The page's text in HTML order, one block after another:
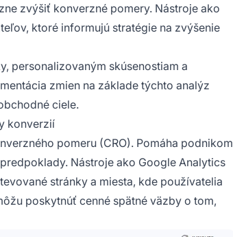
zvýšiť konverzné pomery. Nástroje ako
ktoré informujú stratégie na zvýšenie
personalizovaným skúsenostiam a
zmien na základe týchto analýz
ciele.
konverzií
pomeru (CRO). Pomáha podnikom
Nástroje ako Google Analytics
stránky a miesta, kde používatelia
poskytnúť cenné spätné väzby o tom,